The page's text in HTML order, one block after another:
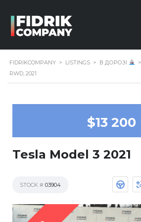
FIDRIKCOMPANY > LISTINGS > В ДОРОЗІ >
RWD, 2021
$13 200
Tesla Model 3 2021
STOCK # 03904